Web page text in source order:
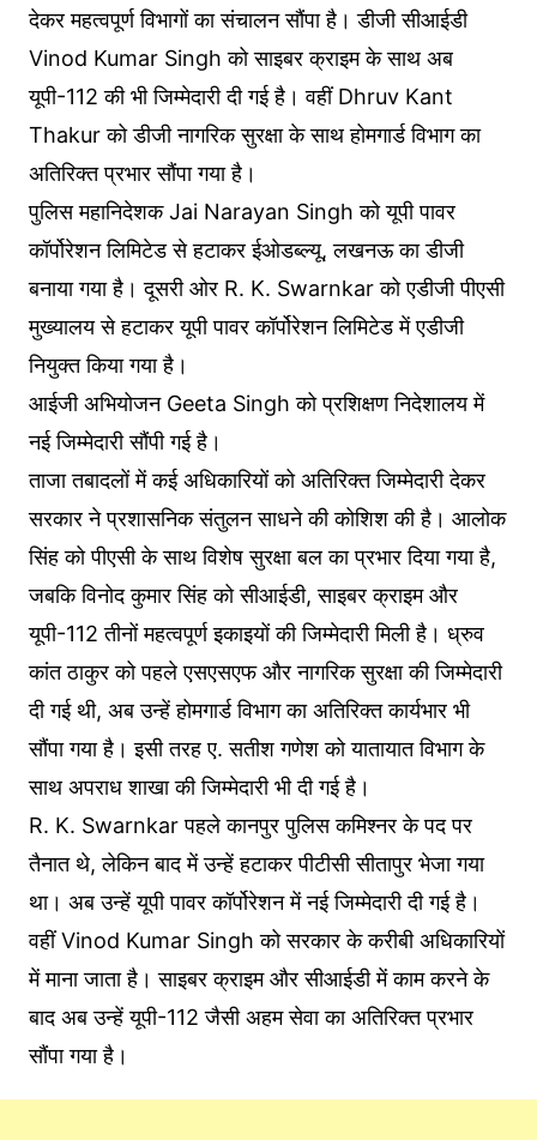
देकर महत्वपूर्ण विभागों का संचालन सौंपा है। डीजी सीआईडी
Vinod Kumar Singh को साइबर क्राइम के साथ अब
यूपी-112 की भी जिम्मेदारी दी गई है। वहीं Dhruv Kant
Thakur को डीजी नागरिक सुरक्षा के साथ होमगार्ड विभाग का
अतिरिक्त प्रभार सौंपा गया है।
पुलिस महानिदेशक Jai Narayan Singh को यूपी पावर
कॉर्पोरेशन लिमिटेड से हटाकर ईओडब्ल्यू, लखनऊ का डीजी
बनाया गया है। दूसरी ओर R. K. Swarnkar को एडीजी पीएसी
मुख्यालय से हटाकर यूपी पावर कॉर्पोरेशन लिमिटेड में एडीजी
नियुक्त किया गया है।
आईजी अभियोजन Geeta Singh को प्रशिक्षण निदेशालय में
नई जिम्मेदारी सौंपी गई है।
ताजा तबादलों में कई अधिकारियों को अतिरिक्त जिम्मेदारी देकर
सरकार ने प्रशासनिक संतुलन साधने की कोशिश की है। आलोक
सिंह को पीएसी के साथ विशेष सुरक्षा बल का प्रभार दिया गया है,
जबकि विनोद कुमार सिंह को सीआईडी, साइबर क्राइम और
यूपी-112 तीनों महत्वपूर्ण इकाइयों की जिम्मेदारी मिली है। ध्रुव
कांत ठाकुर को पहले एसएसएफ और नागरिक सुरक्षा की जिम्मेदारी
दी गई थी, अब उन्हें होमगार्ड विभाग का अतिरिक्त कार्यभार भी
सौंपा गया है। इसी तरह ए. सतीश गणेश को यातायात विभाग के
साथ अपराध शाखा की जिम्मेदारी भी दी गई है।
R. K. Swarnkar पहले कानपुर पुलिस कमिश्नर के पद पर
तैनात थे, लेकिन बाद में उन्हें हटाकर पीटीसी सीतापुर भेजा गया
था। अब उन्हें यूपी पावर कॉर्पोरेशन में नई जिम्मेदारी दी गई है।
वहीं Vinod Kumar Singh को सरकार के करीबी अधिकारियों
में माना जाता है। साइबर क्राइम और सीआईडी में काम करने के
बाद अब उन्हें यूपी-112 जैसी अहम सेवा का अतिरिक्त प्रभार
सौंपा गया है।